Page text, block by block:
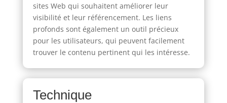
sites Web qui souhaitent améliorer leur
visibilité et leur référencement. Les liens
profonds sont également un outil précieux
pour les utilisateurs, qui peuvent facilement
trouver le contenu pertinent qui les intéresse.
Technique